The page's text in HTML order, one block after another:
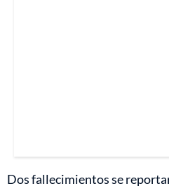
Dos fallecimientos se